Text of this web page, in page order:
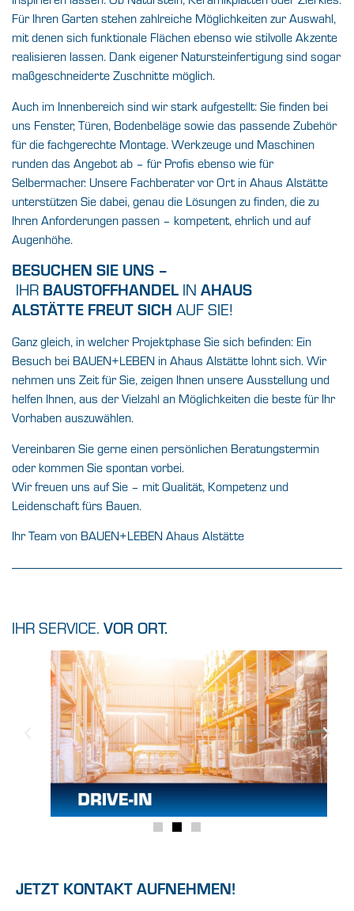
Für Ihren Garten stehen zahlreiche Möglichkeiten zur Auswahl,
mit denen sich funktionale Flächen ebenso wie stilvolle Akzente
realisieren lassen. Dank eigener Natursteinfertigung sind sogar
maßgeschneiderte Zuschnitte möglich.
Auch im Innenbereich sind wir stark aufgestellt: Sie finden bei
uns Fenster, Türen, Bodenbeläge sowie das passende Zubehör
für die fachgerechte Montage. Werkzeuge und Maschinen
runden das Angebot ab – für Profis ebenso wie für
Selbermacher. Unsere Fachberater vor Ort in Ahaus Alstätte
unterstützen Sie dabei, genau die Lösungen zu finden, die zu
Ihren Anforderungen passen – kompetent, ehrlich und auf
Augenhöhe.
BESUCHEN SIE UNS –
IHR BAUSTOFFHANDEL IN AHAUS
ALSTÄTTE FREUT SICH AUF SIE!
Ganz gleich, in welcher Projektphase Sie sich befinden: Ein
Besuch bei BAUEN+LEBEN in Ahaus Alstätte lohnt sich. Wir
nehmen uns Zeit für Sie, zeigen Ihnen unsere Ausstellung und
helfen Ihnen, aus der Vielzahl an Möglichkeiten die beste für Ihr
Vorhaben auszuwählen.
Vereinbaren Sie gerne einen persönlichen Beratungstermin
oder kommen Sie spontan vorbei.
Wir freuen uns auf Sie – mit Qualität, Kompetenz und
Leidenschaft fürs Bauen.
Ihr Team von BAUEN+LEBEN Ahaus Alstätte
IHR SERVICE. VOR ORT.
JETZT KONTAKT AUFNEHMEN!